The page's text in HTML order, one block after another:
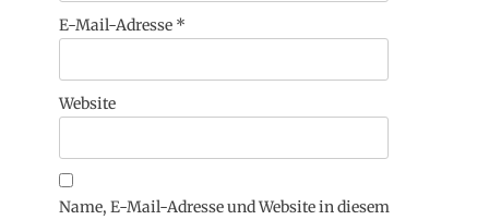
E-Mail-Adresse *
Website
Name, E-Mail-Adresse und Website in diesem